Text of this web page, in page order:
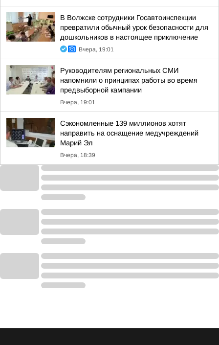
В Волжске сотрудники Госавтоинспекции
превратили обычный урок безопасности для
дошкольников в настоящее приключение
Вчера, 19:01
Руководителям региональных СМИ
напомнили о принципах работы во время
предвыборной кампании
Вчера, 19:01
Сэкономленные 139 миллионов хотят
направить на оснащение медучреждений
Марий Эл
Вчера, 18:39